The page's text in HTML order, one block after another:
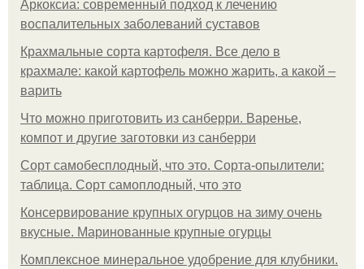
Аркоксиа: современный подход к лечению
воспалительных заболеваний суставов
Крахмальные сорта картофеля. Все дело в
крахмале: какой картофель можно жарить, а какой –
варить
Что можно приготовить из санберри. Варенье,
компот и другие заготовки из санберри
Сорт самобесплодный, что это. Сорта-опылители:
таблица. Сорт самоплодный, что это
Консервирование крупных огурцов на зиму очень
вкусные. Маринованные крупные огурцы
Комплексное минеральное удобрение для клубники.